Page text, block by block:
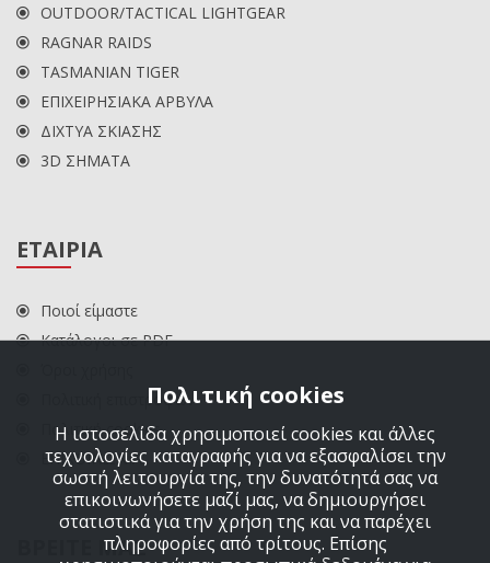
OUTDOOR/TACTICAL LIGHTGEAR
RAGNAR RAIDS
TASMANIAN TIGER
ΕΠΙΧΕΙΡΗΣΙΑΚΑ ΑΡΒΥΛΑ
ΔΙΧΤΥΑ ΣΚΙΑΣΗΣ
3D ΣΗΜΑΤΑ
ΕΤΑΙΡΙΑ
Ποιοί είμαστε
Κατάλογοι σε PDF
Πολιτική επιστροφών
Πολιτική cookies
ΕΠΙΚΟΙΝΩΝΙΑ
ΒΡΕΙΤΕ ΜΑΣ
Πολιτική cookies
Η ιστοσελίδα χρησιμοποιεί cookies και άλλες
τεχνολογίες καταγραφής για να εξασφαλίσει την
σωστή λειτουργία της, την δυνατότητά σας να
επικοινωνήσετε μαζί μας, να δημιουργήσει
στατιστικά για την χρήση της και να παρέχει
πληροφορίες από τρίτους. Επίσης